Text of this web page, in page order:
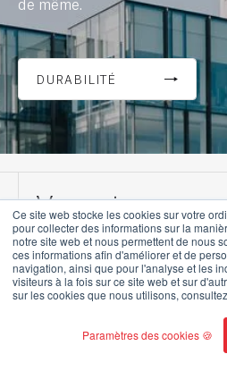
Ce site web stocke les cookies sur votre
pour collecter des informations sur la
notre site web et nous permettent de nous
ces informations afin d'améliorer et de
navigation, ainsi que pour l'analyse et les
visiteurs à la fois sur ce site web et sur
sur les cookies que nous utilisons,
Paramètres des cookies 🍪
DURABILITÉ
Vous aimerez